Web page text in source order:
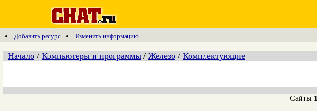
Добавить ресурс Изменить информацию
Начало / Компьютеры и программы / Железо / Комплектующие
Сайты